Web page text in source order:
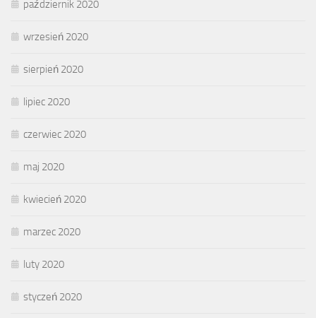
październik 2020
wrzesień 2020
sierpień 2020
lipiec 2020
czerwiec 2020
maj 2020
kwiecień 2020
marzec 2020
luty 2020
styczeń 2020